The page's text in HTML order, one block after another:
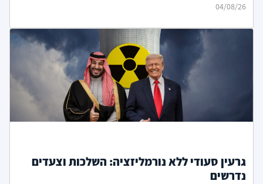
04/08/26
גרעין סעודי ללא נורמליזציה: השלכות וצעדים
נדרשים